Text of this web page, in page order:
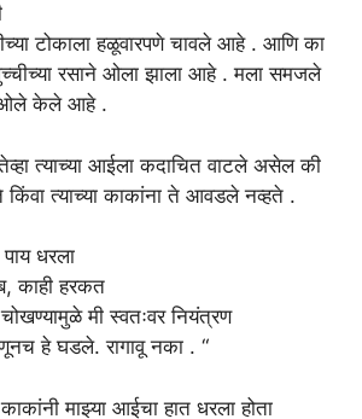
टोकाला हळूवारपणे चावले आहे . आणि का
रसाने ओला झाला आहे . मला समजले
ओले केले आहे .
त्याच्या आईलाकदाचितवाटले असेल की
किंवात्याच्या काकांनाते आवडलेनव्हते .
पाय धरला
काही हरकत
मी स्वतःवर नियंत्रण
हे घडले. रागावू नका . “
माझ्या आईचाहात धरला होता